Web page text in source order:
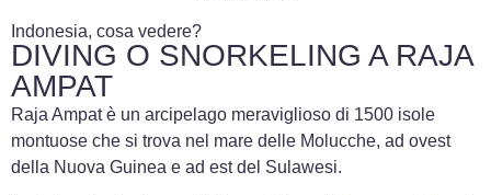
Indonesia, cosa vedere?
DIVING O SNORKELING A RAJA
AMPAT
Raja Ampat è un arcipelago meraviglioso di 1500 isole
montuose che si trova nel mare delle Molucche, ad ovest
della Nuova Guinea e ad est del Sulawesi.